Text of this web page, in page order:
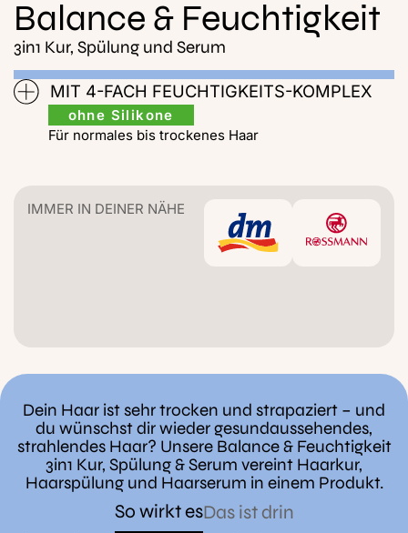
Balance & Feuchtigkeit
3in1 Kur, Spülung und Serum
MIT 4-FACH FEUCHTIGKEITS-KOMPLEX
ohne Silikone
Für normales bis trockenes Haar
IMMER IN DEINER NÄHE
Dein Haar ist sehr trocken und strapaziert – und
du wünschst dir wieder gesundaussehendes,
strahlendes Haar? Unsere Balance & Feuchtigkeit
3in1 Kur, Spülung & Serum vereint Haarkur,
Haarspülung und Haarserum in einem Produkt.
So wirkt esDas ist drin